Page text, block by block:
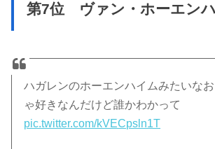
第7位 ヴァン・ホーエン
ハガレンのホーエンハイムみたいな
ゃ好きなんだけど誰かわかって
pic.twitter.com/kVECpsln1T